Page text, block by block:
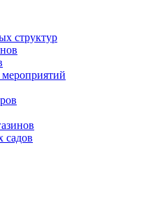
структур
мероприятий
садов